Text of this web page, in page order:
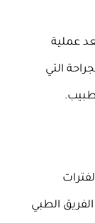
عملية
التي
لفترات
الفريق الطبي